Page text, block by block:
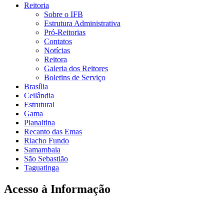
Reitoria
Sobre o IFB
Estrutura Administrativa
Pró-Reitorias
Contatos
Notícias
Reitora
Galeria dos Reitores
Boletins de Serviço
Brasília
Ceilândia
Estrutural
Gama
Planaltina
Recanto das Emas
Riacho Fundo
Samambaia
São Sebastião
Taguatinga
Acesso à Informação